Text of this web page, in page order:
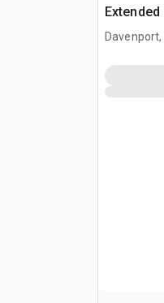
Davenport,